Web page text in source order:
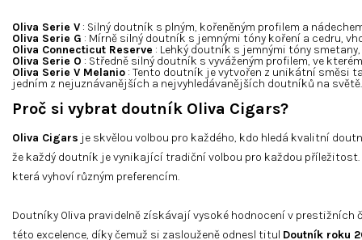
Oliva Serie V : Silný doutník s plným, kořeněným profilem a
Oliva Serie G : Mírně silný doutník s jemnými tóny koření a cedru,
Oliva Connecticut Reserve : Lehký doutník s jemnými tóny
Oliva Serie O : Středně silný doutník s vyváženým profilem, ve
Oliva Serie V Melanio : Tento doutník je vytvořen z unikátní směsi
jedním z nejuznávanějších a nejvyhledávanějších doutníků na světě.
Proč si vybrat doutník Oliva Cigars?
Oliva Cigars je skvělou volbou pro každého, kdo hledá kvalitní
že každý doutník je vynikající tradiční volbou pro každou
která vyhoví různým preferencím.
Doutníky Oliva pravidelně získávají vysoké hodnocení v prestižních
této excelence, díky čemuž si zaslouženě odnesl titul Doutník roku